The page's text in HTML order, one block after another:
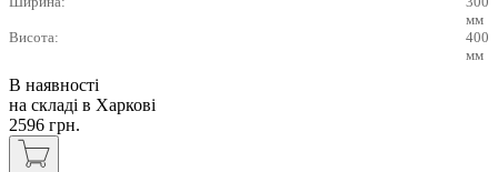
мм
Висота:
400
мм
В наявності
на складі в Харкові
2596 грн.